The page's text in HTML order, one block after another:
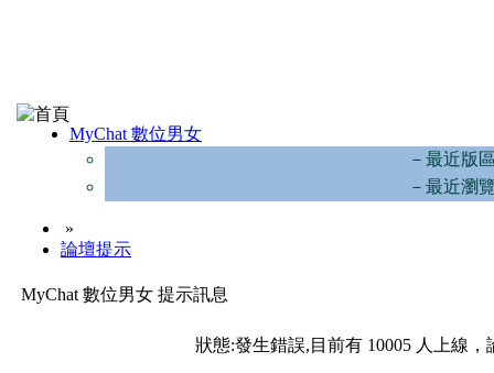
MyChat 數位男女
－最近版
－最近瀏
»
論壇提示
MyChat 數位男女 提示訊息
狀態:發生錯誤,目前有 10005 人上線